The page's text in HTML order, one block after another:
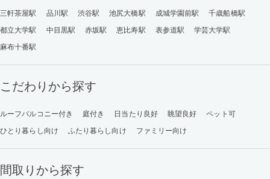
三軒茶屋駅 品川駅 渋谷駅 池尻大橋駅 成城学園前駅
千歳船橋駅
都立大学駅
中目黒駅 赤坂駅 恵比寿駅 表参道駅
学芸大学駅
麻布十番駅
こだわりから探す
ルーフバルコニー付き 庭付き 日当たり良好 眺望良好
ペット可
ひとり暮らし向け
ふたり暮らし向け ファミリー向け
間取りから探す